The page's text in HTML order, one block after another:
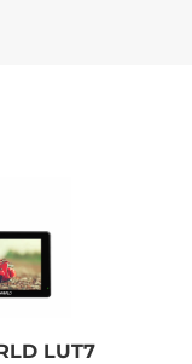
LUT7